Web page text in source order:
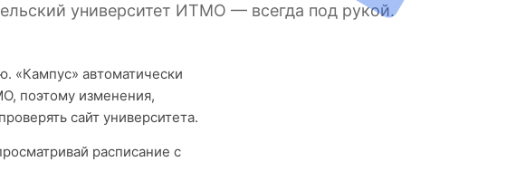
университет ИТМО — всегда под рукой.
«Кампус» автоматически
поэтому изменения,
сайт университета.
расписание с